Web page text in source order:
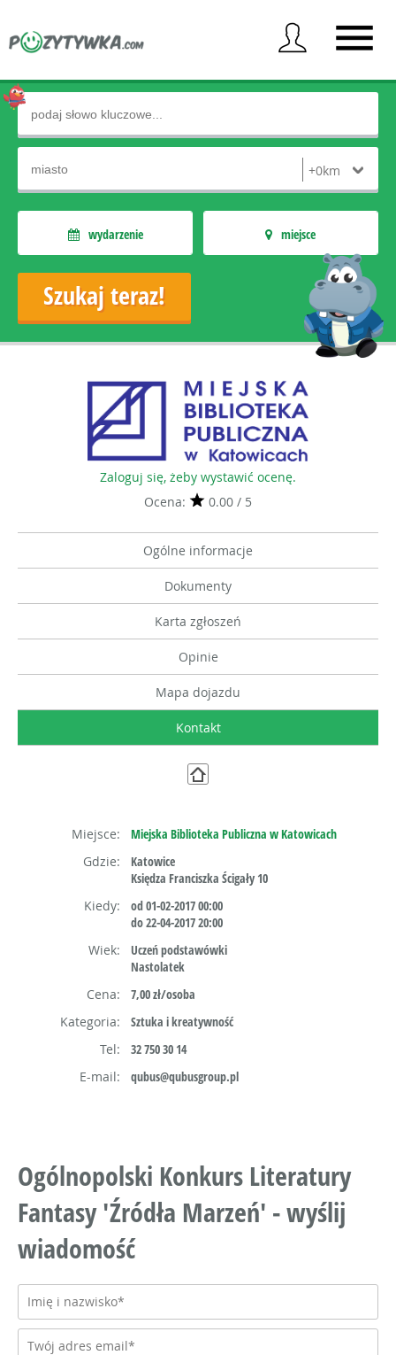
wydarzenie miejsce
Zaloguj się, żeby wystawić ocenę.
Ocena:
0.00 / 5
Ogólne informacje
Dokumenty
Karta zgłoszeń
Opinie
Mapa dojazdu
Kontakt
Miejsce:
Miejska Biblioteka Publiczna w Katowicach
Gdzie:
Katowice
Księdza Franciszka Ścigały 10
Kiedy:
od 01-02-2017 00:00
do 22-04-2017 20:00
Wiek:
Uczeń podstawówki
Nastolatek
Cena:
7,00 zł/osoba
Kategoria:
Sztuka i kreatywność
Tel:
32 750 30 14
E-mail:
qubus@qubusgroup.pl
Ogólnopolski Konkurs Literatury
Fantasy 'Źródła Marzeń' - wyślij
wiadomość